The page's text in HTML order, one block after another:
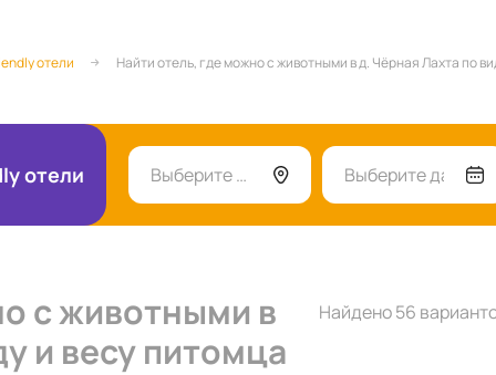
отели Найти отель, где можно с животными в д. Чёрная Лахта по
отели Выберите город Выберите даты
с животными в
и весу питомца
Найдено 56